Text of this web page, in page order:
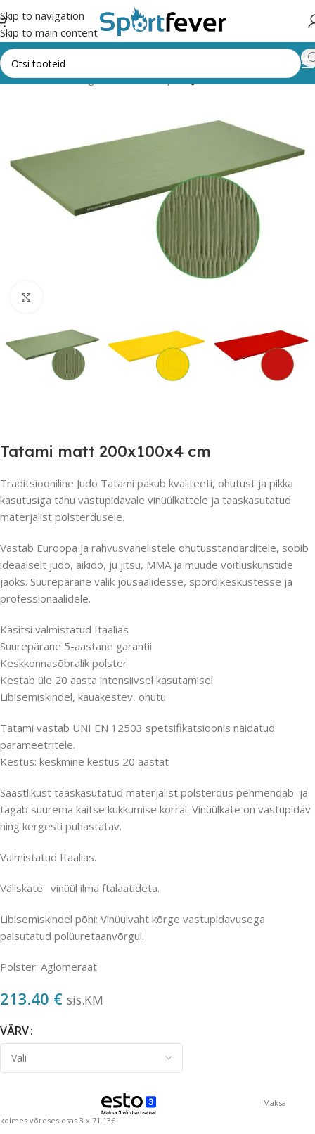
Skip to navigation
Skip to main content
Esileht Kõik kategooriad Võitlussport JUDO
Tatami matt 200x100x4 cm
Traditsiooniline Judo Tatami pakub kvaliteeti, ohutust ja pikka
kasutusiga tänu vastupidavale vinüülkattele ja taaskasutatud
materjalist polsterdusele.
Vastab Euroopa ja rahvusvahelistele ohutusstandarditele, sobib
ideaalselt judo, aikido, ju jitsu, MMA ja muude võitluskunstide
jaoks. Suurepärane valik jõusaalidesse, spordikeskustesse ja
professionaalidele.
Käsitsi valmistatud Itaalias
Suurepärane 5-aastane garantii
Keskkonnasõbralik polster
Kestab üle 20 aasta intensiivsel kasutamisel
Libisemiskindel, kauakestev, ohutu
Tatami vastab UNI EN 12503 spetsifikatsioonis näidatud
parameetritele.
Kestus: keskmine kestus 20 aastat
Säästlikust taaskasutatud materjalist polsterdus pehmendab ja
tagab suurema kaitse kukkumise korral. Vinüülkate on vastupidav
ning kergesti puhastatav.
Valmistatud Itaalias.
Väliskate: vinüül ilma ftalaatideta.
Libisemiskindel põhi: Vinüülvaht kõrge vastupidavusega
paisutatud polüuretaanvõrgul.
Polster: Aglomeraat
213.40 € sis.KM
VÄRV
Maksa
kolmes võrdses osas 3 x 71.13€